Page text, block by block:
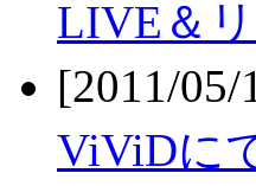
LIVE＆
[2011/
ViViDに